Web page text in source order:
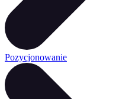
Pozycjonowanie